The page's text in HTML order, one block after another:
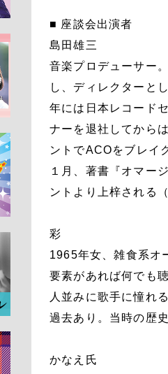
■ 座談会出演者
島田雄三
音楽プロデューサー
し、ディレクターと
年には日本レコード
ナーを退社してから
ントでACOをブレイ
１月、著書『オマー
ントより上梓される
彩
1965年女、雑食系オ
要素があれば何でも
人並みに歌手に憧れ
過去あり。当時の歴
かなえ氏